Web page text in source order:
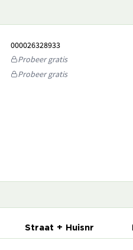
000026328933
Probeer gratis
Probeer gratis
Straat + Huisnr